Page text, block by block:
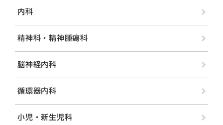
内科
精神科・精神腫瘍科
脳神経内科
循環器内科
小児・新生児科